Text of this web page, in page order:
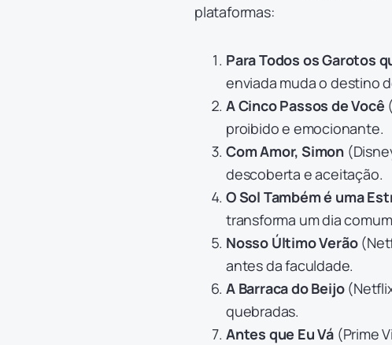
plataformas:
Para Todos os Garotos
enviada muda o destino
A Cinco Passos de Você
proibido e emocionante.
Com Amor, Simon
descoberta e aceitação.
O Sol Também é uma
transforma um dia
Nosso Último Verão
antes da faculdade.
A Barraca do Beijo
quebradas.
Antes que Eu Vá (Prime